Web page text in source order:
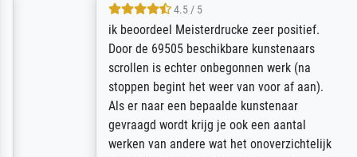
4.5 / 5
ik beoordeel Meisterdrucke zeer positief.
Door de 69505 beschikbare kunstenaars
scrollen is echter onbegonnen werk (na
stoppen begint het weer van voor af aan).
Als er naar een bepaalde kunstenaar
gevraagd wordt krijg je ook een aantal
werken van andere wat het onoverzichtelijk